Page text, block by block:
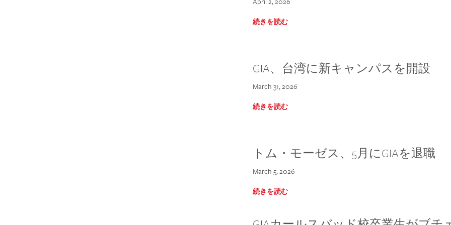
続きを読む
GIA、台湾に新キャンパスを開設
March 31, 2026
続きを読む
トム・モーゼス、5月にGIAを退職
March 5, 2026
続きを読む